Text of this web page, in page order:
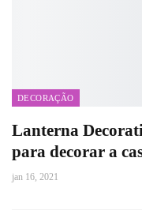
DECORAÇÃO
Lanterna
para decorar a
jan 16, 2021